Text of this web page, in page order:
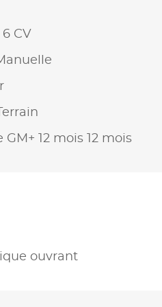
CV
12 mois 12 mois
ouvrant